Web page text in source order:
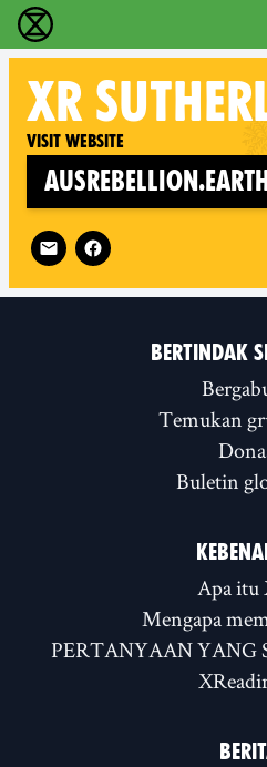
Extinction Rebellion
XR
Visit website
Follow XR Sutherland on
BERTINDAK
Temukan
Buletin
Apa itu
Mengapa
PERTANYAAN YANG